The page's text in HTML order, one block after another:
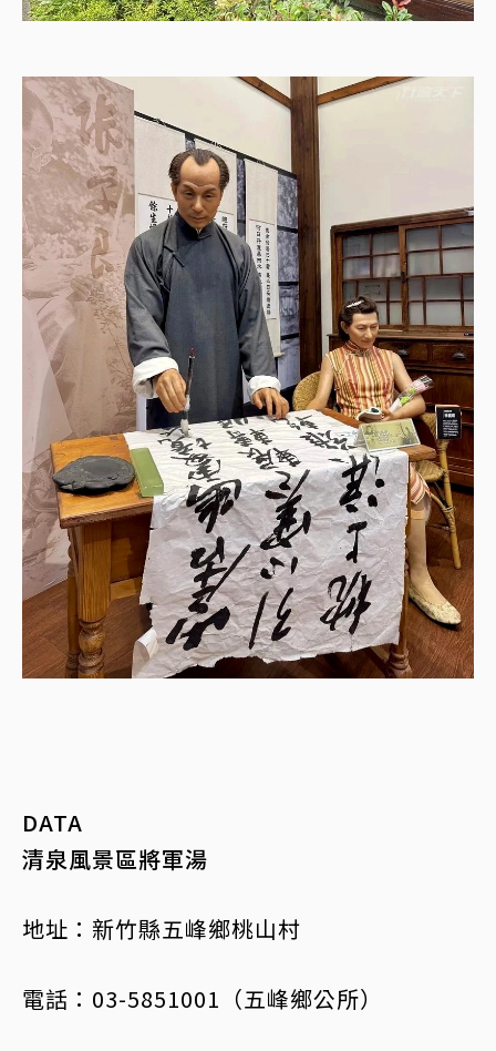
DATA
清泉風景區將軍湯
地址：新竹縣五峰鄉桃山村
電話：03-5851001（五峰鄉公所）